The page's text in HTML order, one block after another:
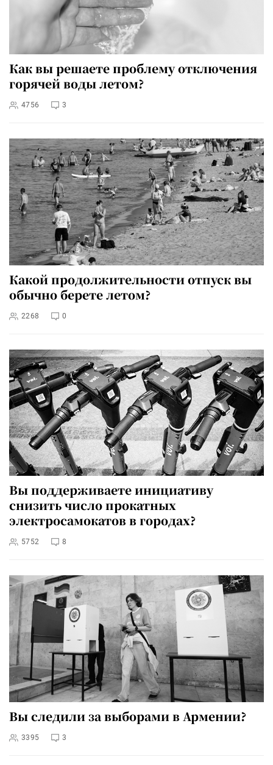
Как вы решаете проблему отключения
горячей воды летом?
4756 3
Какой продолжительности отпуск вы
обычно берете летом?
2268 0
Вы поддерживаете инициативу
снизить число прокатных
электросамокатов в городах?
5752 8
Вы следили за выборами в Армении?
3395 3